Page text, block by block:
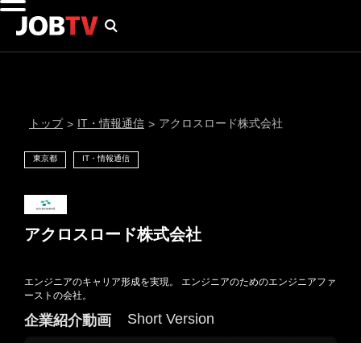
メール通知
トップ > IT・情報通信 > アクロスロード株式会社
東京都 IT・情報通信
アクロスロード株式会社
エンジニアのキャリア形成を実現。 エンジニアのためのエンジニアファ
ーストの会社。
企業紹介動画 Short Version
にはプロフィール画像のアップロードが必要です